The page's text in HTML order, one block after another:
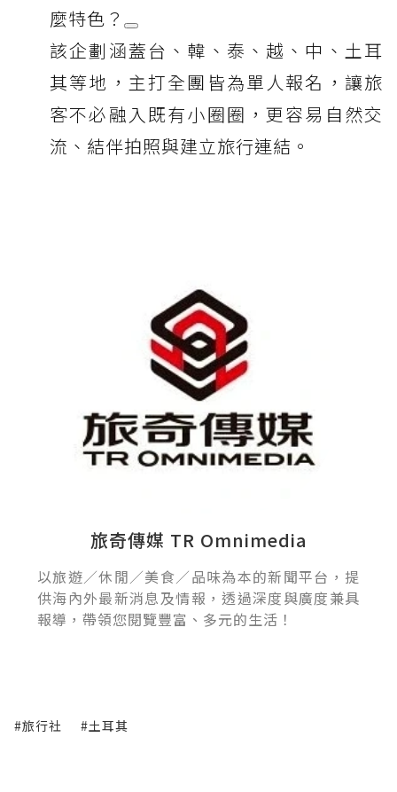
麼特色？
該企劃涵蓋台、韓、泰、越、中、土耳
其等地，主打全團皆為單人報名，讓旅
客不必融入既有小圈圈，更容易自然交
流、結伴拍照與建立旅行連結。
旅奇傳媒 TR Omnimedia
以旅遊／休閒／美食／品味為本的新聞平台，提
供海內外最新消息及情報，透過深度與廣度兼具
報導，帶領您閱覽豐富、多元的生活！
#旅行社 #土耳其